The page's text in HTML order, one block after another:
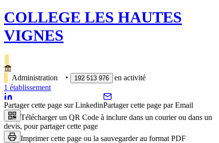
COLLEGE LES HAUTES
VIGNES
Administration ‣ 192 513 976
en activité
1 établissement
Partager cette page sur LinkedinPartager cette page par Email
Télécharger un QR Code à inclure dans un courier ou dans un
devis, pour partager cette page
Imprimer cette page ou la sauvegarder au format PDF